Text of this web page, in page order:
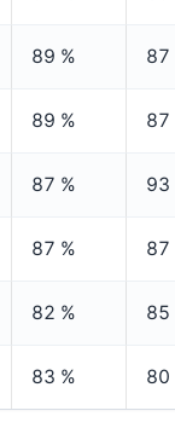
89 % 87
89 % 87
87 % 93
87 % 87
82 % 85
83 % 80